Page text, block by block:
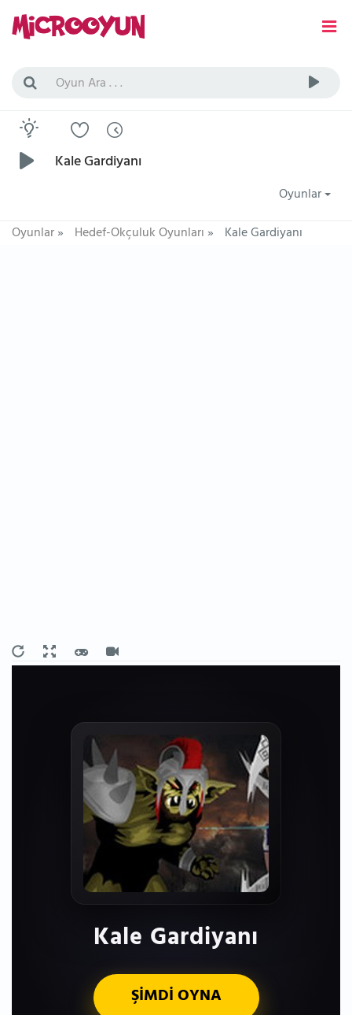
Kale Gardiyanı
Oyunlar
Oyunlar» Hedef-Okçuluk Oyunları» Kale Gardiyanı
Kale Gardiyanı
ŞİMDİ OYNA